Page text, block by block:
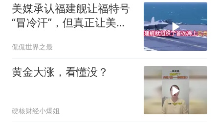
美媒承认福建舰让福特号
“冒冷汗”，但真正让美国
侃侃世界之最
黄金大涨，看懂没？
硬核财经小爆姐